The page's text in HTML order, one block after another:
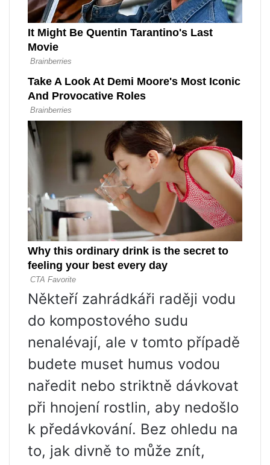
Někteří zahrádkáři raději vodu
do kompostového sudu
nenalévají, ale v tomto případě
budete muset humus vodou
naředit nebo striktně dávkovat
při hnojení rostlin, aby nedošlo
k předávkování. Bez ohledu na
to, jak divně to může znít,